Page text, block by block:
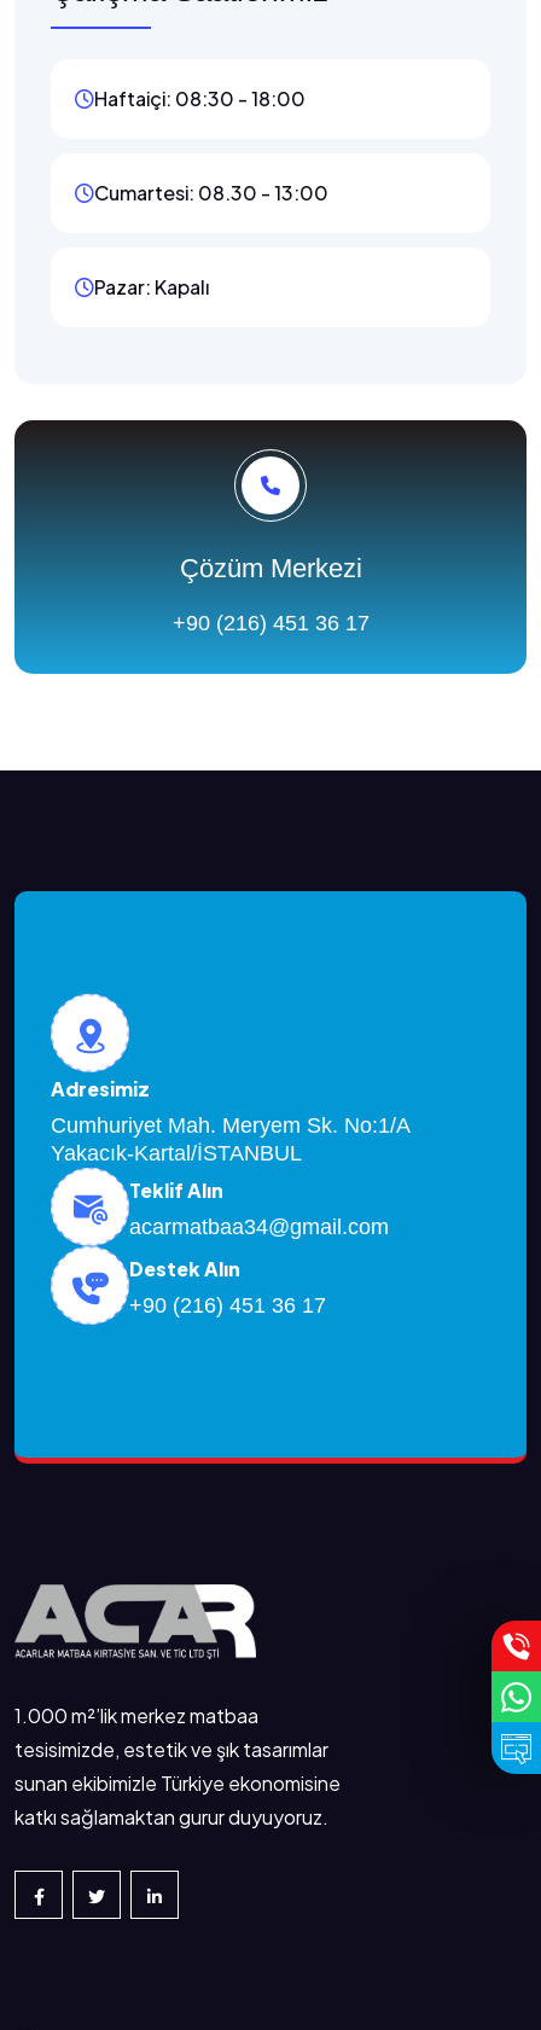
Haftaiçi: 08:30 - 18:00
Cumartesi: 08.30 - 13:00
Pazar: Kapalı
Çözüm Merkezi
+90 (216) 451 36 17
Adresimiz
Cumhuriyet Mah. Meryem Sk. No:1/A
Yakacık-Kartal/İSTANBUL
Teklif Alın
acarmatbaa34@gmail.com
Destek Alın
+90 (216) 451 36 17
1.000 m²’lik merkez matbaa
tesisimizde, estetik ve şık tasarımlar
sunan ekibimizle Türkiye ekonomisine
katkı sağlamaktan gurur duyuyoruz.